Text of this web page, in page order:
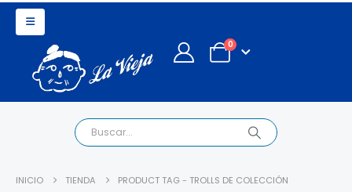
0
INICIO TIENDA PRODUCT TAG - TROLLS DE COLECCIÓN